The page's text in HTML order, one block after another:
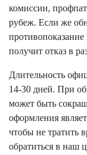
комиссии,
рубеж. Если же
противопоказание
получит отказ в
Длительность
14-30 дней. При
может быть
оформления
чтобы не тратить
обратиться в наш